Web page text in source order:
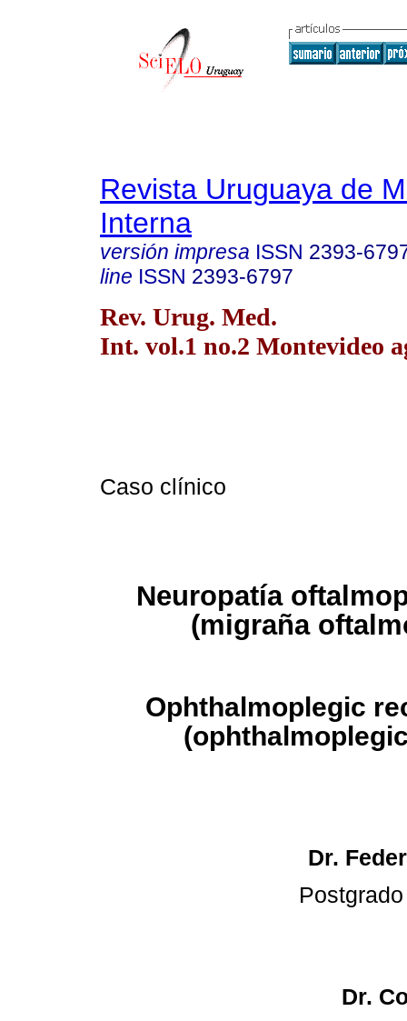
Revista Uruguaya de
Interna
versión impresa ISSN 2393-
line ISSN 2393-6797
Rev. Urug. Med.
Int. vol.1 no.2 Montevideo
Caso clínico
Neuropatía
(migraña
Ophthalmoplegic
Dr.
Dr.